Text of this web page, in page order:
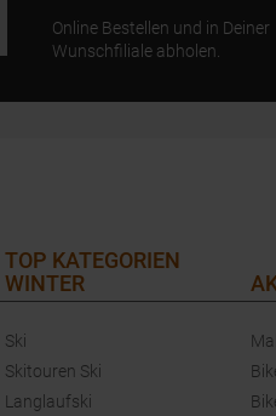
Online Bestellen und in Deiner
Wunschfiliale abholen.
TOP KATEGORIEN
WINTER
Ski
Skitouren Ski
Langlaufski